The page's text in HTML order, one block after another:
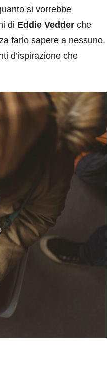
si vorrebbe
di Eddie Vedder che
farlo sapere a nessuno.
d’ispirazione che